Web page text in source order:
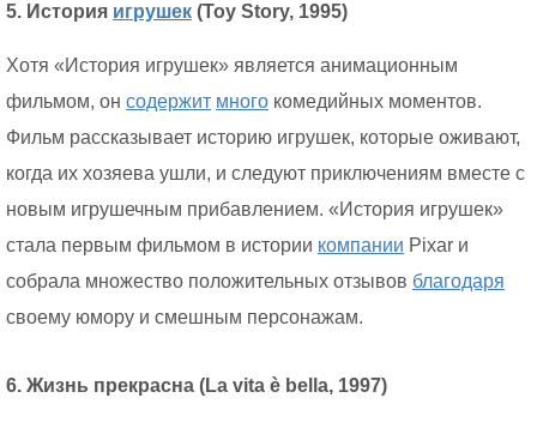
5. История игрушек (Toy Story, 1995)
Хотя «История игрушек» является анимационным
фильмом, он содержит много комедийных моментов.
Фильм рассказывает историю игрушек, которые оживают,
когда их хозяева ушли, и следуют приключениям вместе с
новым игрушечным прибавлением. «История игрушек»
стала первым фильмом в истории компании Pixar и
собрала множество положительных отзывов благодаря
своему юмору и смешным персонажам.
6. Жизнь прекрасна (La vita è bella, 1997)